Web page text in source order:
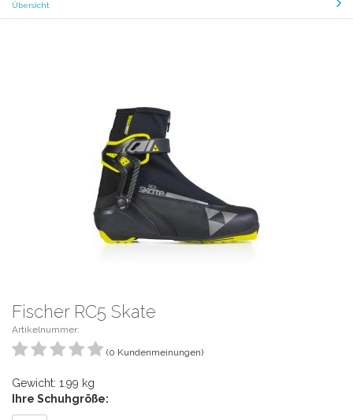
Übersicht
Fischer RC5 Skate
Artikelnummer:
(0 Kundenmeinungen)
Gewicht: 1.99 kg
Ihre Schuhgröße: